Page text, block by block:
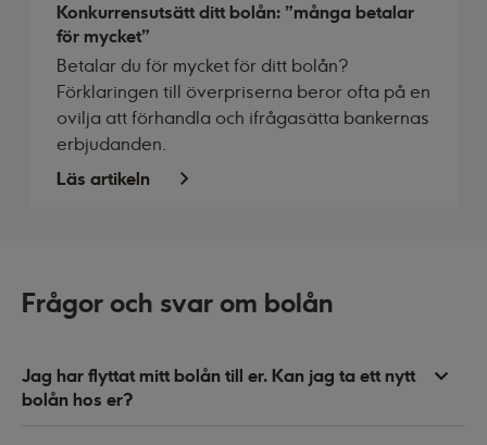
Konkurrensutsätt ditt bolån: "många betalar
för mycket"
Betalar du för mycket för ditt bolån?
Förklaringen till överpriserna beror ofta på en
ovilja att förhandla och ifrågasätta bankernas
erbjudanden.
Läs artikeln
Frågor och svar om bolån
Jag har flyttat mitt bolån till er. Kan jag ta ett nytt
bolån hos er?